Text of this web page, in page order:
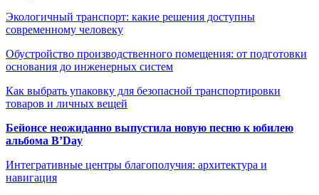
Экологичный транспорт: какие решения доступны
современному человеку
Обустройство производственного помещения: от подготовки
основания до инженерных систем
Как выбрать упаковку для безопасной транспортировки
товаров и личных вещей
Бейонсе неожиданно выпустила новую песню к юбилею
альбома B’Day
Интегративные центры благополучия: архитектура и
навигация